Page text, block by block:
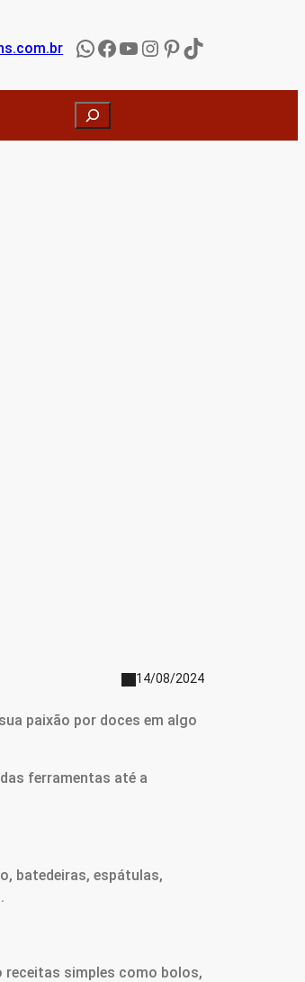
.com.br WhatsApp
Facebook
YouTube
Instagram
Pinterest
TikTok
Search
14/08/2024
paixão por doces em algo
ferramentas até a
batedeiras, espátulas,
receitas simples como bolos,